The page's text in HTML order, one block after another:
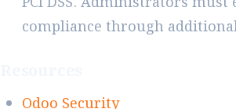
compliance through
Odoo Security